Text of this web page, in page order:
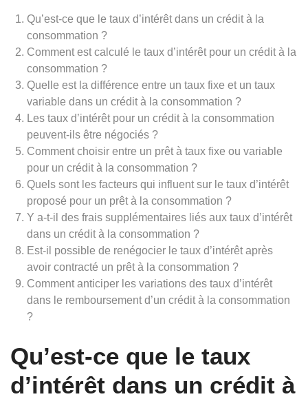
Qu’est-ce que le taux d’intérêt dans un crédit à la
consommation ?
Comment est calculé le taux d’intérêt pour un crédit à la
consommation ?
Quelle est la différence entre un taux fixe et un taux
variable dans un crédit à la consommation ?
Les taux d’intérêt pour un crédit à la consommation
peuvent-ils être négociés ?
Comment choisir entre un prêt à taux fixe ou variable
pour un crédit à la consommation ?
Quels sont les facteurs qui influent sur le taux d’intérêt
proposé pour un prêt à la consommation ?
Y a-t-il des frais supplémentaires liés aux taux d’intérêt
dans un crédit à la consommation ?
Est-il possible de renégocier le taux d’intérêt après
avoir contracté un prêt à la consommation ?
Comment anticiper les variations des taux d’intérêt
dans le remboursement d’un crédit à la consommation
?
Qu’est-ce que le taux
d’intérêt dans un crédit à